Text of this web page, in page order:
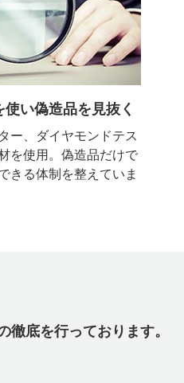
い偽造品を見抜く
ー、ダイヤモンドテス
を使用。偽造品だけで
きる体制を整えていま
徹底を行っております。